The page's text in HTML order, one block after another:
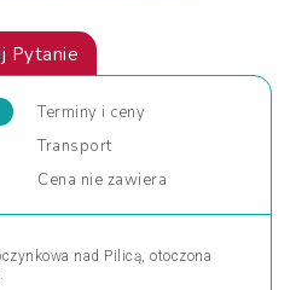
Pytanie
Terminy i ceny
Transport
Cena nie zawiera
nad Pilicą, otoczona